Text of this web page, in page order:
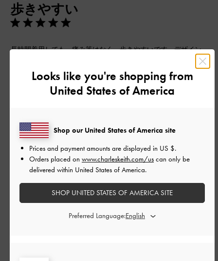
歩きやすい
長時間着用しても、痛み等はなく、歩きやすいです。デザイン
はシンプルなので、ボトムスを選ばず使えるので重宝していま
過度な装飾もないので、むしろこなれ感がでておすすめです
品質
もっと見る
Looks like you're shopping from
United States of America
Shop our United States of America site
Prices and payment amounts are displayed in US $.
Orders placed on www.charleskeith.com/us can only be
delivered within United States of America.
SHOP UNITED STATES OF AMERICA SITE
Preferred Language: